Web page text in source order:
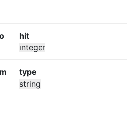
hit
integer
type
string